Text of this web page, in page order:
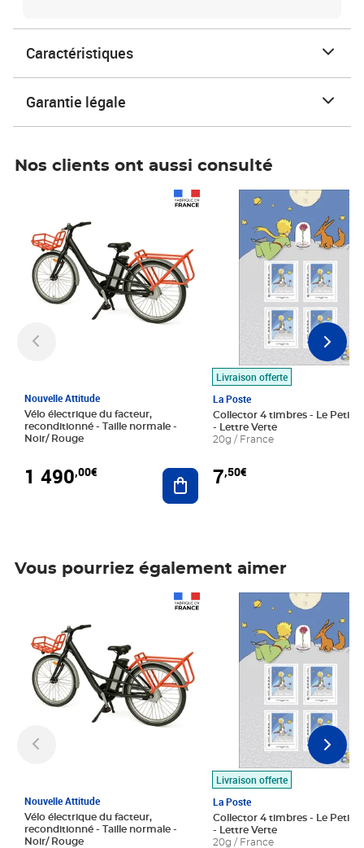
Caractéristiques
Garantie légale
Nos clients ont aussi consulté
Nouvelle Attitude
Vélo électrique du facteur,
reconditionné - Taille normale -
Noir/ Rouge
1 490,00€ Ajouter au panier
Livraison offerte
La Poste
Collector 4 timbres - Le Petit
- Lettre Verte
20g / France
7,50€
Prix 7,50€
Vous pourriez également aimer
Nouvelle Attitude
Vélo électrique du facteur,
reconditionné - Taille normale -
Noir/ Rouge
Livraison offerte
La Poste
Collector 4 timbres - Le Petit
- Lettre Verte
20g / France
Prix 7,50€